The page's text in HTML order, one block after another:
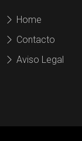
Home
Contacto
Aviso Legal